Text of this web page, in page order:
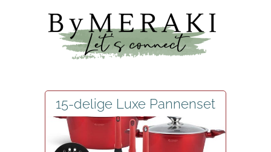
15-delige Luxe Pannenset